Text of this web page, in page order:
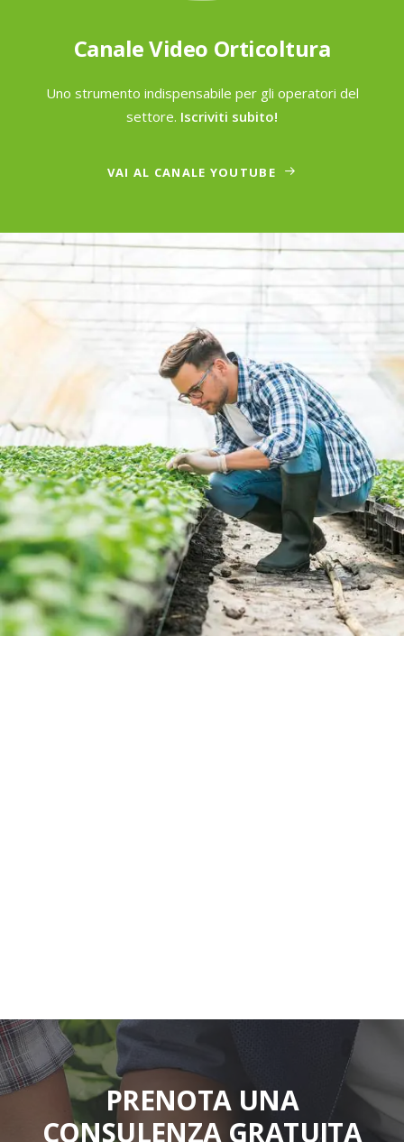
Canale Video Orticoltura
Uno strumento indispensabile per gli operatori del
settore. Iscriviti subito!
VAI AL CANALE YOUTUBE
PRENOTA UNA
CONSULENZA GRATUITA